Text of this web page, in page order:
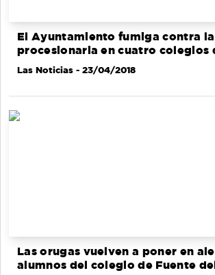
El Ayuntamiento fumiga contra la
procesionaria en cuatro colegios
Las Noticias - 23/04/2018
Las orugas vuelven a poner en
alumnos del colegio de Fuente